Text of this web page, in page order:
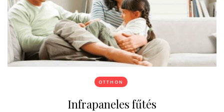
OTTHON
Infrapaneles fűtés